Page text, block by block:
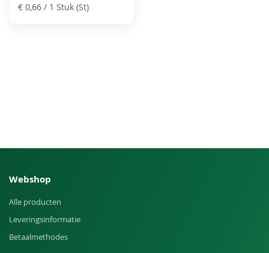
€ 0,66 / 1 Stuk (St)
Webshop
Alle producten
Leveringsinformatie
Betaalmethodes